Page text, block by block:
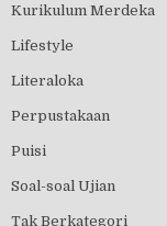
Kurikulum Merdeka
Lifestyle
Literaloka
Perpustakaan
Puisi
Soal-soal Ujian
Tak Berkategori